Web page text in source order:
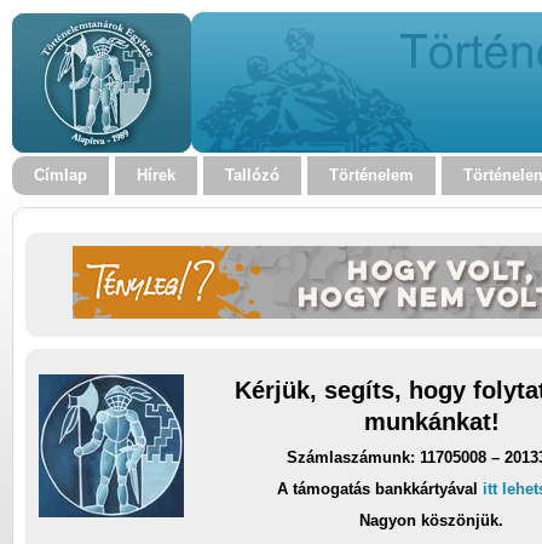
Címlap Hírek Tallózó Történelem
Kérjük, segíts, hogy
munkánkat!
Számlaszámunk: 11705008 –
A támogatás bankkártyával itt
Nagyon köszönjük.